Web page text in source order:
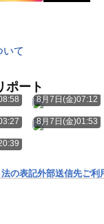
いて
ポート
8月7日(金)07:12
8月7日(金)01:53
の表記外部送信先ご利